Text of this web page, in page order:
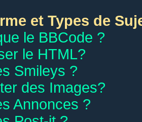
et Types de
le BBCode ?
le HTML?
Smileys ?
des Images?
Annonces ?